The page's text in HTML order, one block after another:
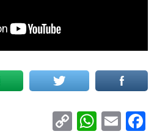
Facebook
Email
WhatsApp